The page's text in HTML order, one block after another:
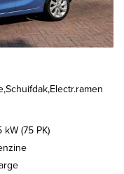
kW (75 PK)